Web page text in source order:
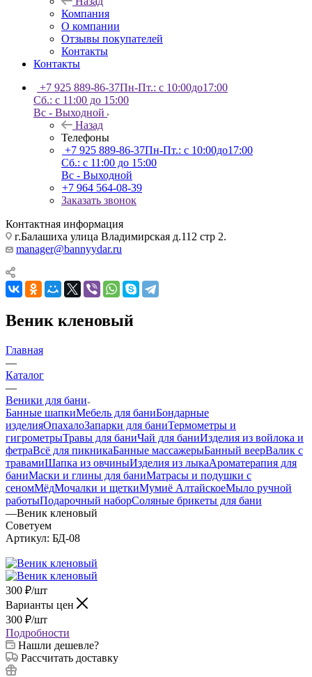
Компания
О компании
Отзывы покупателей
Контакты
Контакты
+7 925 889-86-37Пн-Пт.: с 10:00до17:00
Сб.: с 11:00 до 15:00
Вс - Выходной
Назад
Телефоны
+7 925 889-86-37Пн-Пт.: с 10:00до17:00
Сб.: с 11:00 до 15:00
Вс - Выходной
+7 964 564-08-39
Заказать звонок
Контактная информация
г.Балашиха улица Владимирская д.112 стр 2.
manager@bannyydar.ru
Веник кленовый
Главная
—
Каталог
—
Веники для бани
Банные шапкиМебель для баниБондарные
изделияОпахалоЗапарки для баниТермометры и
гигрометрыТравы для баниЧай для баниИзделия из войлока и
фетраВсё для пикникаБанные массажерыБанный веерВалик с
травамиШапка из овчиныИзделия из лыкаАроматерапия для
баниМаски и глины для баниМатрасы и подушки с
сеномМёдМочалки и щеткиМумиё АлтайскоеМыло ручной
работыПодарочный наборСоляные брикеты для бани
—Веник кленовый
Советуем
Артикул: БД-08
300 ₽/шт
Варианты цен
300 ₽/шт
Подробности
Нашли дешевле?
Рассчитать доставку